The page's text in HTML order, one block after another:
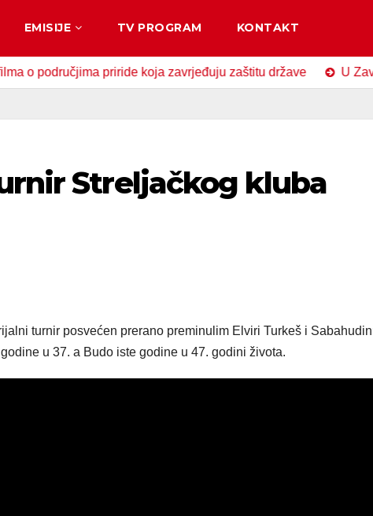
EMISIJE TV PROGRAM KONTAKT
priride koja zavrjeđuju zaštitu države U
Streljačkog kluba
turnir posvećen prerano preminulim Elviri Turkeš i
u 37. a Budo iste godine u 47. godini života.